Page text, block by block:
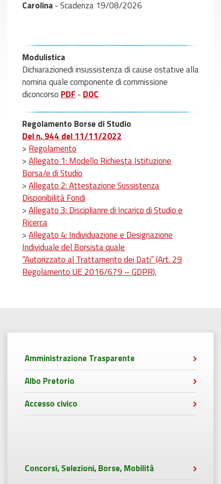
Carolina- Scadenza 19/08/2026
Modulistica
Dichiarazionedi insussistenza di cause ostative alla
nomina quale componente di commissione
diconcorso PDF- DOC
Regolamento Borse di Studio
Del n. 944 del 11/11/2022
> Regolamento
>Allegato 1: Modello Richiesta Istituzione
Borsa/e di Studio
>Allegato 2: Attestazione Sussistenza
Disponibilità Fondi
>Allegato 3: Disciplianre di Incarico di Studio e
Ricerca
>Allegato 4: Individuazione e Designazione
Individuale del Borsista quale
“Autorizzato al Trattamento dei Dati” (Art. 29
Regolamento UE 2016/679 – GDPR).
Amministrazione Trasparente
Albo Pretorio
Accesso civico
Concorsi, Selezioni, Borse, Mobilità